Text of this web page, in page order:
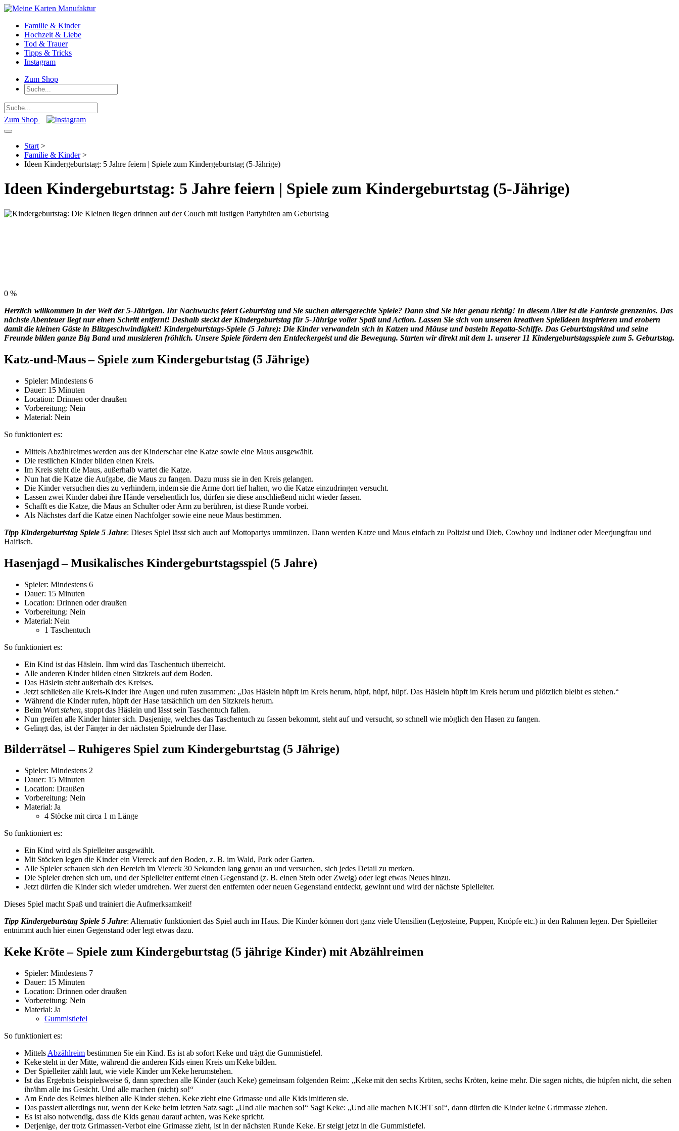
Familie & Kinder
Hochzeit & Liebe
Tod & Trauer
Tipps & Tricks
Instagram
Zum Shop
Zum Shop
Start >
Familie & Kinder>
Ideen Kindergeburtstag: 5 Jahre feiern | Spiele zum Kindergeburtstag (5-Jährige)
Ideen Kindergeburtstag: 5 Jahre feiern | Spiele zum Kindergeburtstag (5-Jährige)
0 %
Herzlich willkommen in der Welt der 5-Jährigen. Ihr Nachwuchs feiert Geburtstag und Sie suchen altersgerechte Spiele? Dann sind Sie hier genau richtig! In diesem Alter ist die Fantasie grenzenlos. Das
nächste Abenteuer liegt nur einen Schritt entfernt! Deshalb steckt der Kindergeburtstag für 5-Jährige voller Spaß und Action. Lassen Sie sich von unseren kreativen Spielideen inspirieren und erobern
damit die kleinen Gäste in Blitzgeschwindigkeit! Kindergeburtstags-Spiele (5 Jahre): Die Kinder verwandeln sich in Katzen und Mäuse und basteln Regatta-Schiffe. Das Geburtstagskind und seine
Freunde bilden ganze Big Band und musizieren fröhlich. Unsere Spiele fördern den Entdeckergeist und die Bewegung. Starten wir direkt mit dem 1. unserer 11 Kindergeburtstagsspiele zum 5. Geburtstag.
Katz-und-Maus – Spiele zum Kindergeburtstag (5 Jährige)
Spieler: Mindestens 6
Dauer: 15 Minuten
Location: Drinnen oder draußen
Vorbereitung: Nein
Material: Nein
So funktioniert es:
Mittels Abzählreimes werden aus der Kinderschar eine Katze sowie eine Maus ausgewählt.
Die restlichen Kinder bilden einen Kreis.
Im Kreis steht die Maus, außerhalb wartet die Katze.
Nun hat die Katze die Aufgabe, die Maus zu fangen. Dazu muss sie in den Kreis gelangen.
Die Kinder versuchen dies zu verhindern, indem sie die Arme dort tief halten, wo die Katze einzudringen versucht.
Lassen zwei Kinder dabei ihre Hände versehentlich los, dürfen sie diese anschließend nicht wieder fassen.
Schafft es die Katze, die Maus an Schulter oder Arm zu berühren, ist diese Runde vorbei.
Als Nächstes darf die Katze einen Nachfolger sowie eine neue Maus bestimmen.
Tipp Kindergeburtstag Spiele 5 Jahre: Dieses Spiel lässt sich auch auf Mottopartys ummünzen. Dann werden Katze und Maus einfach zu Polizist und Dieb, Cowboy und Indianer oder Meerjungfrau und
Haifisch.
Hasenjagd – Musikalisches Kindergeburtstagsspiel (5 Jahre)
Spieler: Mindestens 6
Dauer: 15 Minuten
Location: Drinnen oder draußen
Vorbereitung: Nein
Material: Nein
1 Taschentuch
So funktioniert es:
Ein Kind ist das Häslein. Ihm wird das Taschentuch überreicht.
Alle anderen Kinder bilden einen Sitzkreis auf dem Boden.
Das Häslein steht außerhalb des Kreises.
Jetzt schließen alle Kreis-Kinder ihre Augen und rufen zusammen: „Das Häslein hüpft im Kreis herum, hüpf, hüpf, hüpf. Das Häslein hüpft im Kreis herum und plötzlich bleibt es stehen.“
Während die Kinder rufen, hüpft der Hase tatsächlich um den Sitzkreis herum.
Beim Wortstehen, stoppt das Häslein und lässt sein Taschentuch fallen.
Nun greifen alle Kinder hinter sich. Dasjenige, welches das Taschentuch zu fassen bekommt, steht auf und versucht, so schnell wie möglich den Hasen zu fangen.
Gelingt das, ist der Fänger in der nächsten Spielrunde der Hase.
Bilderrätsel – Ruhigeres Spiel zum Kindergeburtstag (5 Jährige)
Spieler: Mindestens 2
Dauer: 15 Minuten
Location: Draußen
Vorbereitung: Nein
Material: Ja
4 Stöcke mit circa 1 m Länge
So funktioniert es:
Ein Kind wird als Spielleiter ausgewählt.
Mit Stöcken legen die Kinder ein Viereck auf den Boden, z. B. im Wald, Park oder Garten.
Alle Spieler schauen sich den Bereich im Viereck 30 Sekunden lang genau an und versuchen, sich jedes Detail zu merken.
Die Spieler drehen sich um, und der Spielleiter entfernt einen Gegenstand (z. B. einen Stein oder Zweig) oder legt etwas Neues hinzu.
Jetzt dürfen die Kinder sich wieder umdrehen. Wer zuerst den entfernten oder neuen Gegenstand entdeckt, gewinnt und wird der nächste Spielleiter.
Dieses Spiel macht Spaß und trainiert die Aufmerksamkeit!
Tipp Kindergeburtstag Spiele 5 Jahre: Alternativ funktioniert das Spiel auch im Haus. Die Kinder können dort ganz viele Utensilien (Legosteine, Puppen, Knöpfe etc.) in den Rahmen legen. Der Spielleiter
entnimmt auch hier einen Gegenstand oder legt etwas dazu.
Keke Kröte – Spiele zum Kindergeburtstag (5 jährige Kinder) mit Abzählreimen
Spieler: Mindestens 7
Dauer: 15 Minuten
Location: Drinnen oder draußen
Vorbereitung: Nein
Material: Ja
Gummistiefel
So funktioniert es:
Mittels Abzählreim bestimmen Sie ein Kind. Es ist ab sofort Keke und trägt die Gummistiefel.
Keke steht in der Mitte, während die anderen Kids einen Kreis um Keke bilden.
Der Spielleiter zählt laut, wie viele Kinder um Keke herumstehen.
Ist das Ergebnis beispielsweise 6, dann sprechen alle Kinder (auch Keke) gemeinsam folgenden Reim: „Keke mit den sechs Kröten, sechs Kröten, keine mehr. Die sagen nichts, die hüpfen nicht, die sehen
ihr/ihm alle ins Gesicht. Und alle machen (nicht) so!“
Am Ende des Reimes bleiben alle Kinder stehen. Keke zieht eine Grimasse und alle Kids imitieren sie.
Das passiert allerdings nur, wenn der Keke beim letzten Satz sagt: „Und alle machen so!“ Sagt Keke: „Und alle machen NICHT so!“, dann dürfen die Kinder keine Grimmasse ziehen.
Es ist also notwendig, dass die Kids genau darauf achten, was Keke spricht.
Derjenige, der trotz Grimassen-Verbot eine Grimasse zieht, ist in der nächsten Runde Keke. Er steigt jetzt in die Gummistiefel.